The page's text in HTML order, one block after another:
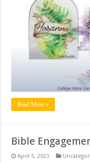
Read More »
Bible
April 5, 2023